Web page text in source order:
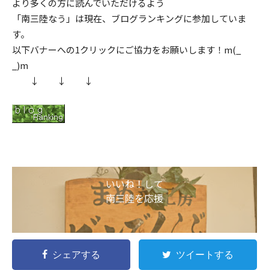
より多くの方に読んでいただけるよう
「南三陸なう」は現在、ブログランキングに参加していま
す。
以下バナーへの1クリックにご協力をお願いします！m(_
_)m
↓ ↓ ↓
いいね！して
南三陸を応援
シェアする ツイートする